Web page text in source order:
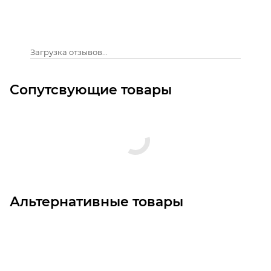
Загрузка отзывов...
Сопутсвующие товары
Альтернативные товары